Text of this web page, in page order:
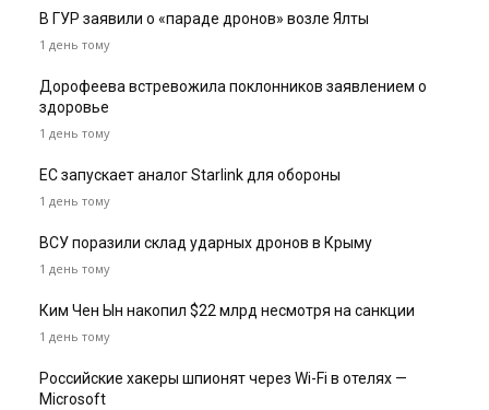
В ГУР заявили о «параде дронов» возле Ялты
1 день тому
Дорофеева встревожила поклонников заявлением о
здоровье
1 день тому
ЕС запускает аналог Starlink для обороны
1 день тому
ВСУ поразили склад ударных дронов в Крыму
1 день тому
Ким Чен Ын накопил $22 млрд несмотря на санкции
1 день тому
Российские хакеры шпионят через Wi-Fi в отелях —
Microsoft